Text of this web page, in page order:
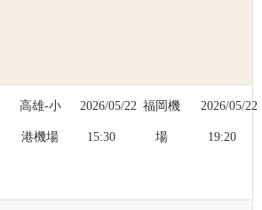
高雄-小
港機場
2026/05/22
15:30
福岡機
場
2026/05/22
19:20